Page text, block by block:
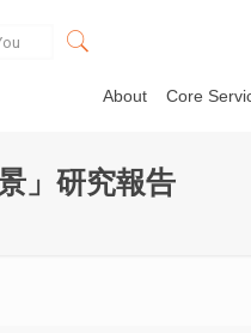
About Core
」研究報告